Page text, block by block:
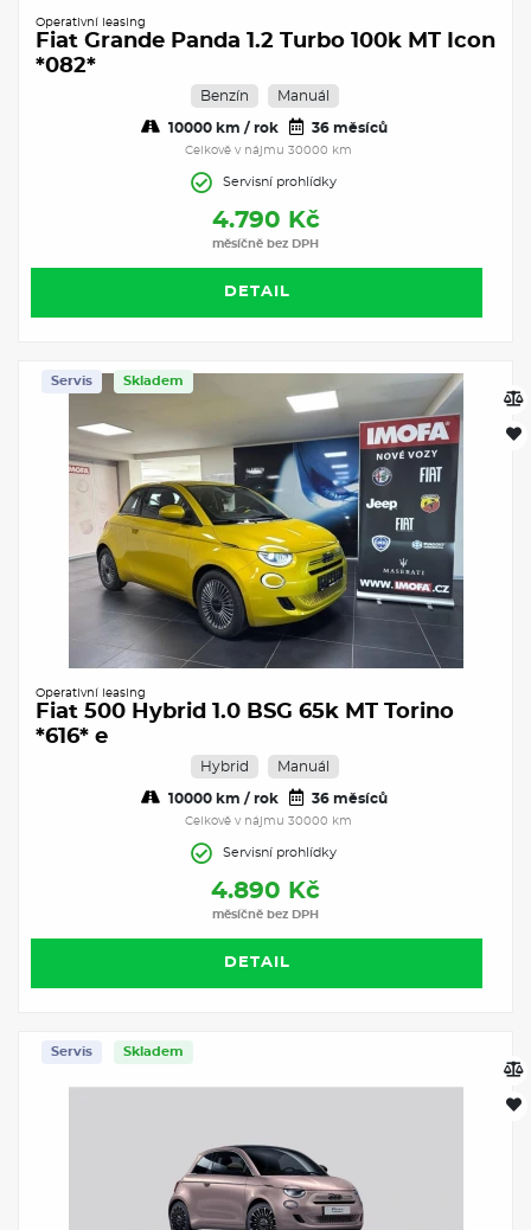
Operativní leasing
Fiat Grande Panda 1.2 Turbo 100k MT Icon
*082*
Benzín Manuál
10000 km / rok 36 měsíců
Celkově v nájmu 30000 km
Servisní prohlídky
4.790 Kč
měsíčně bez DPH
DETAIL
Skladem
Servis
Operativní leasing
Fiat 500 Hybrid 1.0 BSG 65k MT Torino
*616* e
Hybrid Manuál
10000 km / rok 36 měsíců
Celkově v nájmu 30000 km
Servisní prohlídky
4.890 Kč
měsíčně bez DPH
DETAIL
Skladem
Servis